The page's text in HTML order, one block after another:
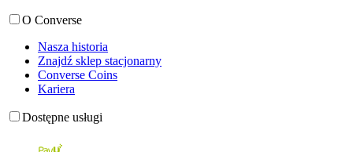
O Converse
Nasza historia
Znajdź sklep stacjonarny
Converse Coins
Kariera
Dostępne usługi